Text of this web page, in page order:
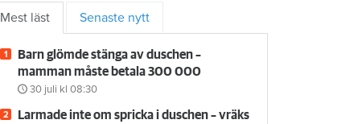
Mest läst Senaste nytt
Barn glömde stänga av duschen –
mamman måste betala 300 000
30 juli kl 08:30
Larmade inte om spricka i duschen – vräks